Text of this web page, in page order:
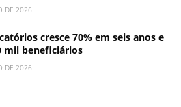
DE 2026
cresce 70% em seis anos e
mil beneficiários
DE 2026